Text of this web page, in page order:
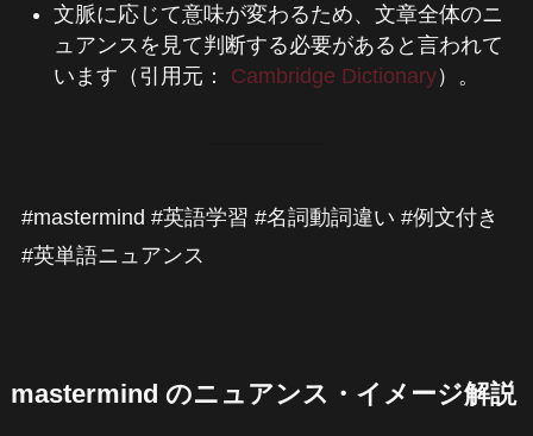
文脈に応じて意味が変わるため、文章全体のニ
ュアンスを見て判断する必要があると言われて
います（引用元： Cambridge Dictionary）。
#mastermind #英語学習 #名詞動詞違い #例文付き
#英単語ニュアンス
mastermind のニュアンス・イメージ解説